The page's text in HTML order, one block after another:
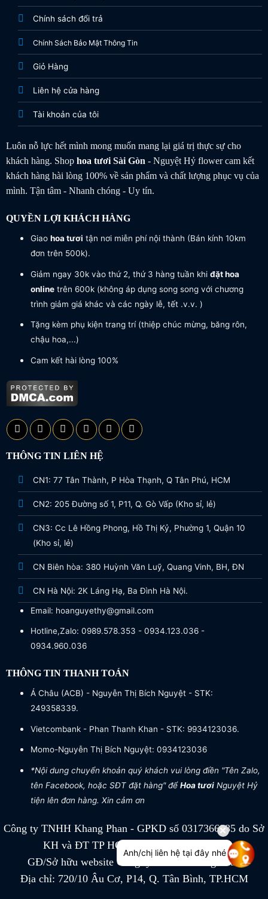
Chính sách đổi trả
Chính Sách Bảo Mật Thông Tin
Giỏ Hàng
Liên hệ cửa hàng
Tài khoản của tôi
Luôn nỗ lực hết mình mong muốn mang lại giá trị thực sự cho
khách hàng. Shop hoa tươiSài Gòn- Nguyệt Hỷ flower cam kết
khách hàng hài lòng 100% về sản phẩm và chất lượng phục vụ của
mình. Tận tâm - Nhanh chóng - Uy tín.
QUYỀN LỢI KHÁCH HÀNG
Giao hoa tươi tận nơi miễn phí nội thành (Bán kính 10km
đơn trên 500k).
Giảm ngay 30k vào thứ 2, thứ 3 hàng tuần khi đặt hoa
onlinetrên 600k (không áp dụng song song với chương
trình giảm giá khác và các ngày lễ, tết .v.v. )
Tặng kèm phụ kiện trang trí (thiệp chúc mừng, băng rôn,
chậu hoa,...)
Cam kết hài lòng 100%
THÔNG TIN LIÊN HỆ
CN1: 77 Tân Thành, P Hòa Thạnh, Q Tân Phú, HCM
CN2: 205 Đường số 1, P11, Q. Gò Vấp (Kho sỉ, lẻ)
CN3: Cc Lê Hồng Phong, Hồ Thị Kỷ, Phường 1, Quận 10
(Kho sỉ, lẻ)
CN Biên hòa: 380 Huỳnh Văn Luỹ, Quang Vinh, BH, ĐN
CN Hà Nội: 2K Láng Hạ, Ba Đình Hà Nội.
Email: hoanguyethy@gmail.com
Hotline,Zalo: 0989.578.353 - 0934.123.036 -
0934.960.036
THÔNG TIN THANH TOÁN
Á Châu (ACB) - Nguyễn Thị Bích Nguyệt - STK:
249358339.
Vietcombank - Phan Thanh Khan - STK: 9934123036.
Momo-Nguyễn Thị Bích Nguyệt: 0934123036
*Nội dung chuyển khoản quý khách vui lòng điền "Tên Zalo,
tên Facebook, hoặc SĐT đặt hàng" đểHoa tươiNguyệt Hỷ
tiện lên đơn hàng. Xin cảm ơn
Công ty TNHH Khang Phan - GPKD số 0317366885 do Sở
KH và ĐT TP HCM cấp ngày 04/07/2022
GĐ/Sở hữu website Công ty TNHH Khang Phan
Địa chỉ: 720/10 Âu Cơ, P14, Q. Tân Bình, TP.HCM
Anh/chị liên hệ tại đây nhé